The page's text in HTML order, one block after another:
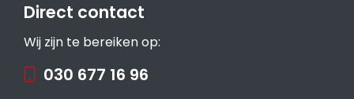
Direct contact
Wij zijn te bereiken op:
030 677 16 96